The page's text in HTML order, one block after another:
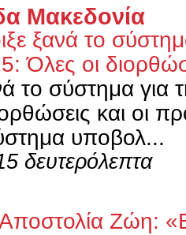
Μακεδονία
ξανά το
Όλες οι
το σύστημα για
και οι
υποβολ...
δευτερόλεπτα
Ζώη: